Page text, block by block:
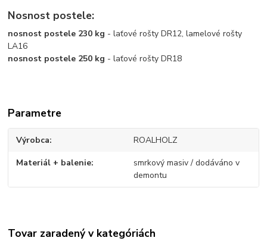
Nosnost postele:
nosnost postele 230 kg - laťové rošty DR12, lamelové rošty
LA16
nosnost postele 250 kg - laťové rošty DR18
Parametre
Výrobca ROALHOLZ
Materiál + balenie
smrkový masiv / dodáváno v
demontu
Tovar zaradený v kategóriách